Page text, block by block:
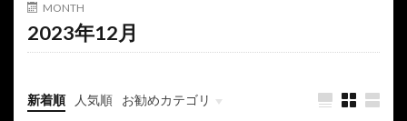
MONTH
2023年12月
新着順 人気順 お勧めカテゴリ